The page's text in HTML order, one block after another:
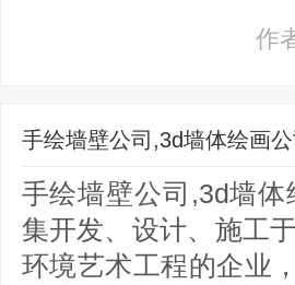
作
手绘墙壁公司,3d墙体绘画
手绘墙壁公司,3d墙
集开发、设计、施工
环境艺术工程的企业